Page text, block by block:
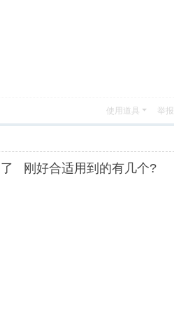
使用道具 举报
了 刚好合适用到的有几个?